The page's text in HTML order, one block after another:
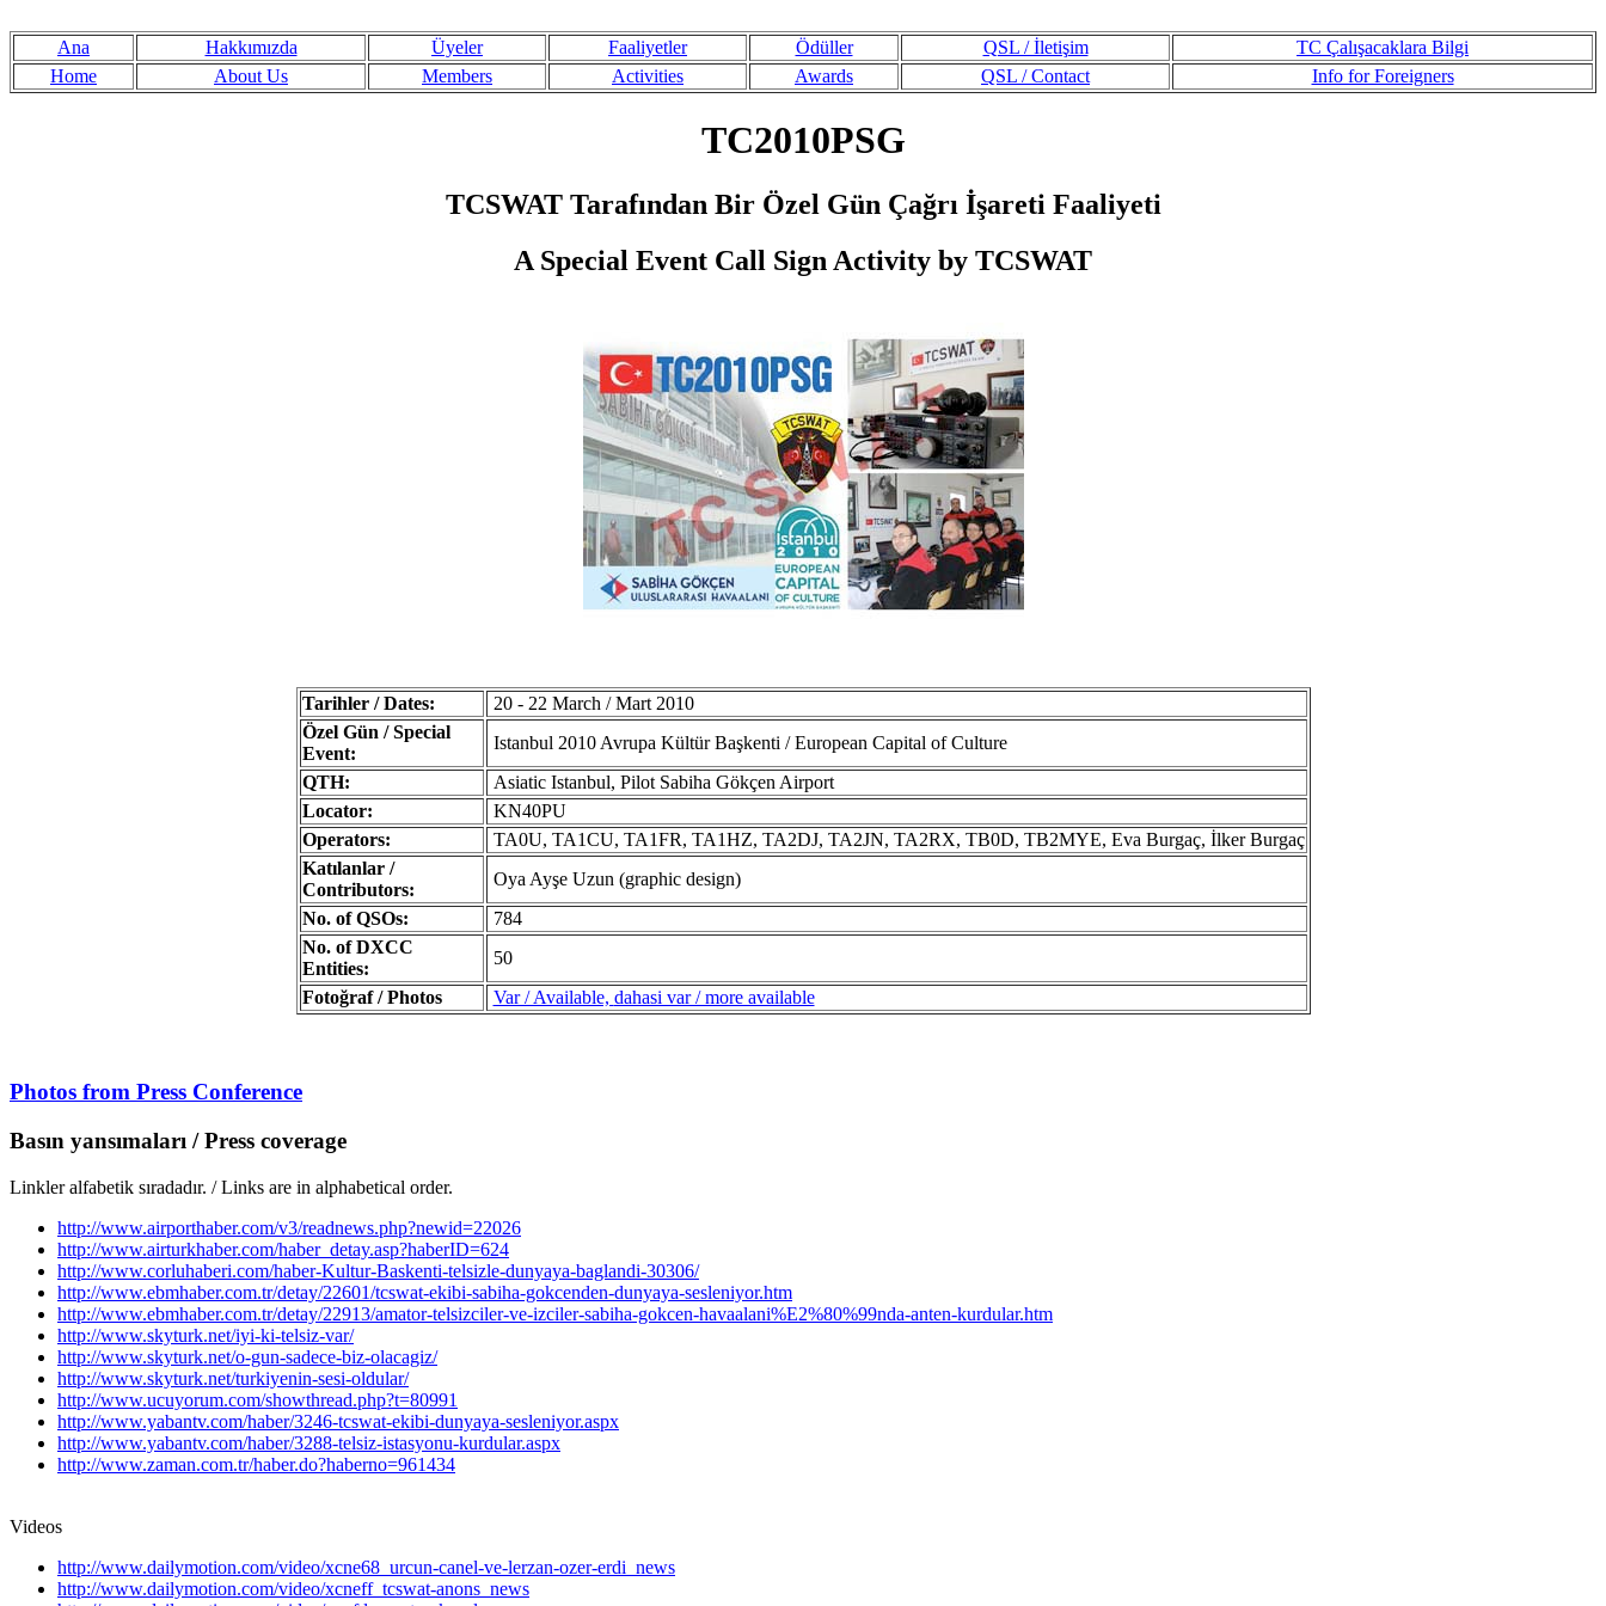
Ana Hakkımızda Üyeler Faaliyetler Ödüller QSL / İletişim
TC Çalışacaklara Bilgi
Home
About Us Members Activities Awards QSL / Contact Info for Foreigners
TC2010PSG
TCSWAT Tarafından Bir Özel Gün Çağrı İşareti Faaliyeti
A Special Event Call Sign Activity by TCSWAT
Tarihler / Dates:
20 - 22 March / Mart 2010
Özel Gün / Special
Event:
Istanbul 2010 Avrupa Kültür Başkenti / European Capital of Culture
QTH:
Asiatic Istanbul, Pilot Sabiha Gökçen Airport
Locator:
KN40PU
Operators:
TA0U, TA1CU, TA1FR, TA1HZ, TA2DJ, TA2JN, TA2RX, TB0D, TB2MYE, Eva Burgaç, İlker Burgaç
Katılanlar /
Contributors:
Oya Ayşe Uzun (graphic design)
No. of QSOs:
784
No. of DXCC
Entities:
50
Fotoğraf / Photos
Var / Available, dahasi var / more available
Photos from Press Conference
Basın yansımaları / Press coverage
Linkler alfabetik sıradadır. / Links are in alphabetical order.
http://www.airporthaber.com/v3/readnews.php?newid=22026
http://www.airturkhaber.com/haber_detay.asp?haberID=624
http://www.corluhaberi.com/haber-Kultur-Baskenti-telsizle-dunyaya-baglandi-30306/
http://www.ebmhaber.com.tr/detay/22601/tcswat-ekibi-sabiha-gokcenden-dunyaya-sesleniyor.htm
http://www.ebmhaber.com.tr/detay/22913/amator-telsizciler-ve-izciler-sabiha-gokcen-havaalani%E2%80%99nda-anten-kurdular.htm
http://www.skyturk.net/iyi-ki-telsiz-var/
http://www.skyturk.net/o-gun-sadece-biz-olacagiz/
http://www.skyturk.net/turkiyenin-sesi-oldular/
http://www.ucuyorum.com/showthread.php?t=80991
http://www.yabantv.com/haber/3246-tcswat-ekibi-dunyaya-sesleniyor.aspx
http://www.yabantv.com/haber/3288-telsiz-istasyonu-kurdular.aspx
http://www.zaman.com.tr/haber.do?haberno=961434
Videos
http://www.dailymotion.com/video/xcne68_urcun-canel-ve-lerzan-ozer-erdi_news
http://www.dailymotion.com/video/xcneff_tcswat-anons_news